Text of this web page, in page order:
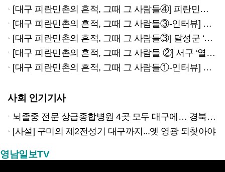
[대구 피란민촌의 흔적, 그때 그 사람들④] 피란민들이 PX물품 팔던 교동시장…피란 예술가들 모여들던 향촌동
[대구 피란민촌의 흔적, 그때 그 사람들③-인터뷰] 대구 달성군 하빈면 고계선 씨, 전재민촌의 고단함 비만 오면 잠 들수 없어
[대구 피란민촌의 흔적, 그때 그 사람들③] 달성군 ‘평화마을’…전쟁의 기억을 평화로
[대구 피란민촌의 흔적, 그때 그 사람들 ②] 서구 ‘열차촌’ …철거촌에서 ‘기억의 마을’로
[대구 피란민촌의 흔적, 그때 그 사람들①-인터뷰] 복현1동 주민 장복희씨 “설움 딛고, 주민 소통 공간 늘어 행복”
사회 인기기사
뇌졸중 전문 상급종합병원 4곳 모두 대구에… 경북은 골든타임 사각지대
[사설] 구미의 제2전성기 대구까지...옛 영광 되찾아야
영남일보TV